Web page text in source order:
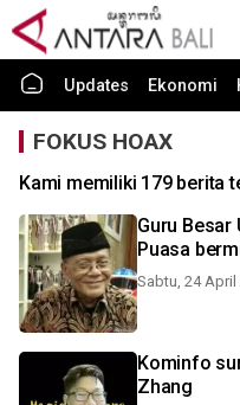
Updates Ekonomi
FOKUS HOAX
Kami memiliki 179 berita
Guru Besar
Puasa
Sabtu, 24 April
Kominfo
Zhang